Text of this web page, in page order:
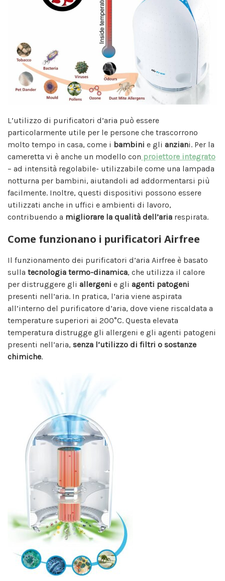
L’utilizzo di purificatori d’aria può essere
particolarmente utile per le persone che trascorrono
molto tempo in casa, come i bambini e gli anziani. Per la
cameretta vi è anche un modello con proiettore integrato
– ad intensità regolabile- utilizzabile come una lampada
notturna per bambini, aiutandoli ad addormentarsi più
facilmente. Inoltre, questi dispositivi possono essere
utilizzati anche in uffici e ambienti di lavoro,
contribuendo a migliorare la qualità dell’aria respirata.
Come funzionano i purificatori Airfree
Il funzionamento dei purificatori d’aria Airfree è basato
sulla tecnologia termo-dinamica, che utilizza il calore
per distruggere gli allergeni e gli agenti patogeni
presenti nell’aria. In pratica, l’aria viene aspirata
all’interno del purificatore d’aria, dove viene riscaldata a
temperature superiori ai 200°C. Questa elevata
temperatura distrugge gli allergeni e gli agenti patogeni
presenti nell’aria, senza l’utilizzo di filtri o sostanze
chimiche.